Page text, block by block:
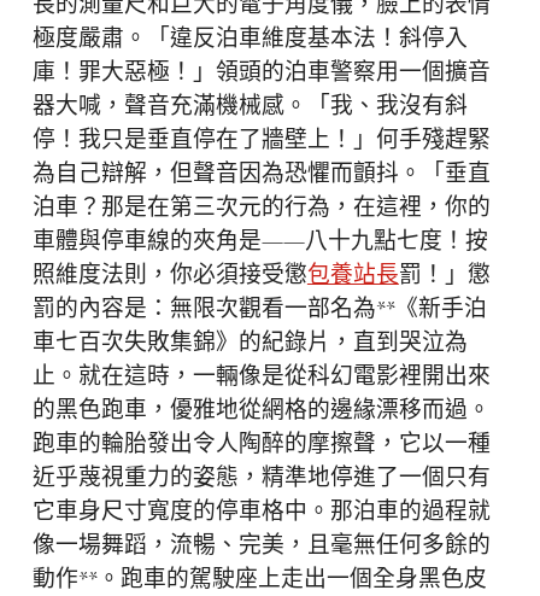
極度嚴肅。「違反泊車維度基本法！斜停入
庫！罪大惡極！」領頭的泊車警察用一個擴音
器大喊，聲音充滿機械感。「我、我沒有斜
停！我只是垂直停在了牆壁上！」何手殘趕緊
為自己辯解，但聲音因為恐懼而顫抖。「垂直
泊車？那是在第三次元的行為，在這裡，你的
車體與停車線的夾角是——八十九點七度！按
照維度法則，你必須接受懲包養站長罰！」懲
罰的內容是：無限次觀看一部名為**《新手泊
車七百次失敗集錦》的紀錄片，直到哭泣為
止。就在這時，一輛像是從科幻電影裡開出來
的黑色跑車，優雅地從網格的邊緣漂移而過。
跑車的輪胎發出令人陶醉的摩擦聲，它以一種
近乎蔑視重力的姿態，精準地停進了一個只有
它車身尺寸寬度的停車格中。那泊車的過程就
像一場舞蹈，流暢、完美，且毫無任何多餘的
動作**。跑車的駕駛座上走出一個全身黑色皮